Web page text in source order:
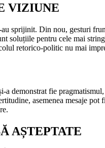
VIZIUNE
sprijinit. Din nou, gesturi
soluțiile pentru cele mai
retorico-politic nu mai
demonstrat fie
asemenea mesaje
AȘTEPTATE